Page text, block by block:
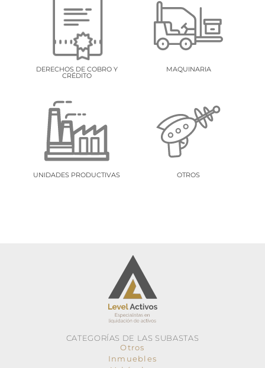
DERECHOS DE COBRO Y
CRÉDITO
MAQUINARIA
UNIDADES PRODUCTIVAS OTROS
CATEGORÍAS DE LAS SUBASTAS
Otros
Inmuebles